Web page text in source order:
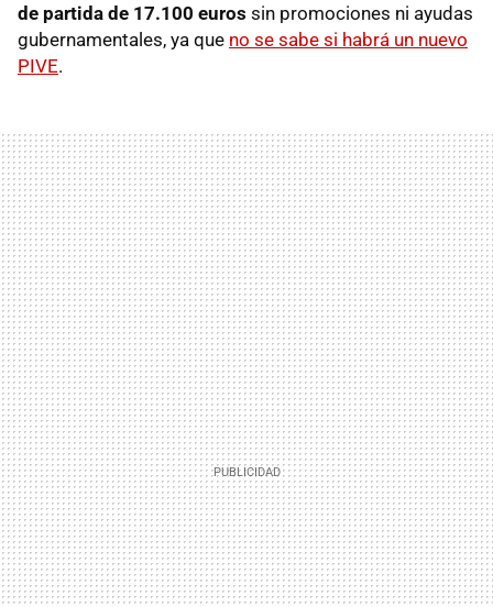
de partida de 17.100 euros sin promociones ni ayudas
gubernamentales, ya que no se sabe si habrá un nuevo
PIVE.